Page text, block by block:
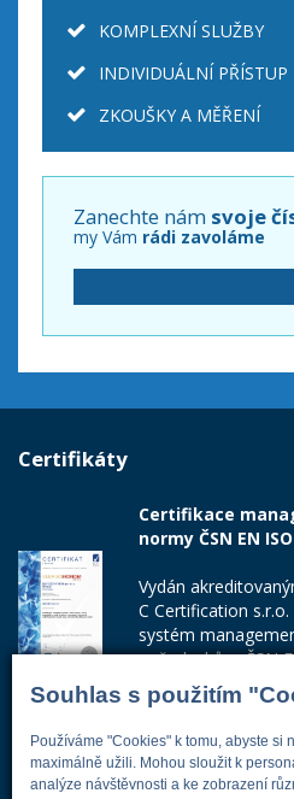
Souhlas s použitím
Používáme "Cookies" k tomu, abyste si
maximálně užili. Mohou sloužit k
analýze návštěvnosti a ke zobrazení
KOMPLEXNÍ SLUŽBY
INDIVIDUÁLNÍ PŘÍSTUP
ZKOUŠKY A MĚŘENÍ
Zanechte nám svoje
my Vám rádi zavoláme
Certifikáty
Certifikace
normy ČSN EN
Vydán
C Certification
systém
požadavkům ČSN
Číslo certifikátu:
Adresa firmy